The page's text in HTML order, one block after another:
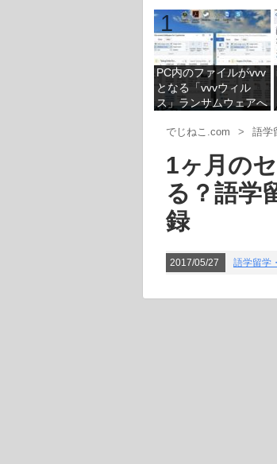
PC内のファイルがvvv
となる「vvvウィル
ス」ランサムウェアへ
4ビュー
でじねこ.com
> 語学
1ヶ月の
る？語学
録
2017/05/27 語学留学